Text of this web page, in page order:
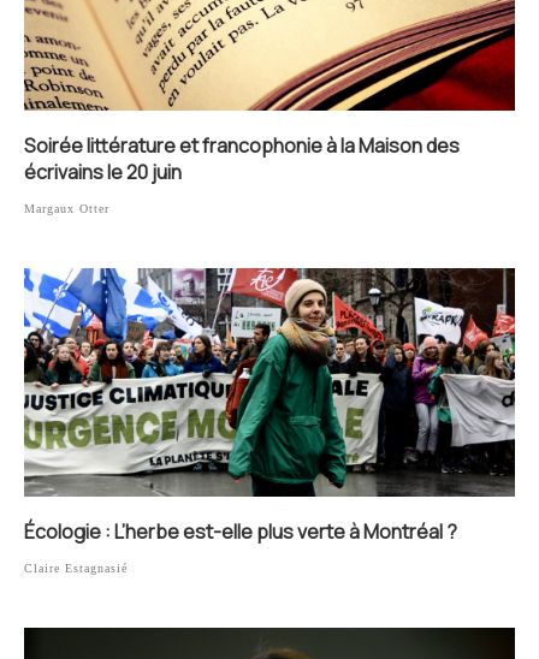
Soirée littérature et francophonie à la Maison des
écrivains le 20 juin
Margaux Otter
Écologie : L’herbe est-elle plus verte à Montréal ?
Claire Estagnasié